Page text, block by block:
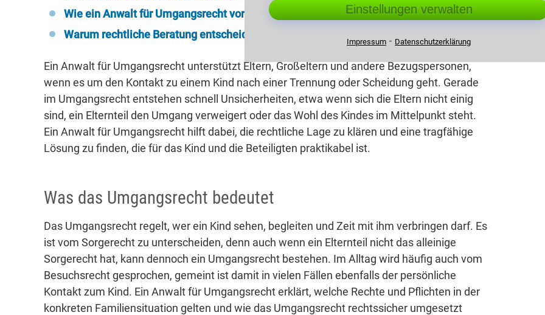
Wie ein Anwalt für Umgangsrecht vorgeht
Warum rechtliche Beratung entscheidend ist
Ein Anwalt für Umgangsrecht unterstützt Eltern, Großeltern und andere Bezugspersonen,
wenn es um den Kontakt zu einem Kind nach einer Trennung oder Scheidung geht. Gerade
im Umgangsrecht entstehen schnell Unsicherheiten, etwa wenn sich die Eltern nicht einig
sind, ein Elternteil den Umgang verweigert oder das Wohl des Kindes im Mittelpunkt steht.
Ein Anwalt für Umgangsrecht hilft dabei, die rechtliche Lage zu klären und eine tragfähige
Lösung zu finden, die für das Kind und die Beteiligten praktikabel ist.
Was das Umgangsrecht bedeutet
Das Umgangsrecht regelt, wer ein Kind sehen, begleiten und Zeit mit ihm verbringen darf. Es
ist vom Sorgerecht zu unterscheiden, denn auch wenn ein Elternteil nicht das alleinige
Sorgerecht hat, kann dennoch ein Umgangsrecht bestehen. Im Alltag wird häufig auch vom
Besuchsrecht gesprochen, gemeint ist damit in vielen Fällen ebenfalls der persönliche
Kontakt zum Kind. Ein Anwalt für Umgangsrecht erklärt, welche Rechte und Pflichten in der
konkreten Familiensituation gelten und wie das Umgangsrecht rechtssicher umgesetzt
Einstellungen verwalten
Impressum ⁃ Datenschutzerklärung